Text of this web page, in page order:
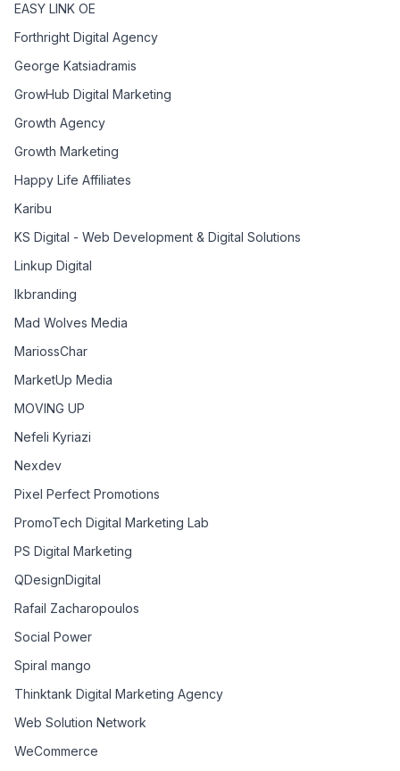
EASY LINK OE
Forthright Digital Agency
George Katsiadramis
GrowHub Digital Marketing
Growth Agency
Growth Marketing
Happy Life Affiliates
Karibu
KS Digital - Web Development & Digital Solutions
Linkup Digital
lkbranding
Mad Wolves Media
MariossChar
MarketUp Media
MOVING UP
Nefeli Kyriazi
Nexdev
Pixel Perfect Promotions
PromoTech Digital Marketing Lab
PS Digital Marketing
QDesignDigital
Rafail Zacharopoulos
Social Power
Spiral mango
Thinktank Digital Marketing Agency
Web Solution Network
WeCommerce